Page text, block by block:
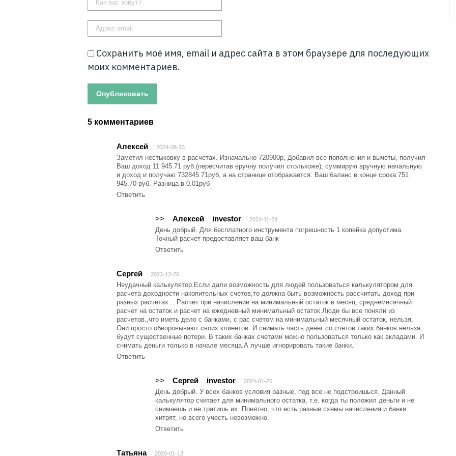
Сохранить моё имя, email и адрес сайта в этом браузере для последующих
моих комментариев.
5 комментариев
Алексей 2024-08-13
Заметил нестыковку в расчетах. Изначально 720900р, Добавил все пополнения и вычеты, получил
Ваш доход 11 945.71 руб.(пересчитав вручну получил столькоже), суммирую вручную начальную
и доход и получаю 732845.71руб, а на странице отображается: Ваш баланс в конце срока:751
945.70 руб. Разница в 0.01руб
Ответить
investor
>> Алексей 2024-11-24
День добрый. Для бесплатного инструмента погрешность 1 копейка допустима.
Точный расчет предоставляет ваш банк
Ответить
Сергей 2023-12-26
Неудачный калькулятор.Если дали возможность для людей пользоваться калькулятором для
расчета доходности накопительных счетов,то должна быть возможность рассчитать доход при
разных расчетах::: Расчет при начислении на минимальный остаток в месяц, среднемесячный
расчет на остаток и расчет на ежедневный минимальный остаток.Люди бы все поняли из
расчетов.,что иметь дело с банками, с рас счетом на минимальный месячный остаток, нельзя.
Они просто обворовывают своих клиентов. И снимать часть денег со счетов таких банков нельзя,
будут существенные потери. В таких банках счетами можно пользоваться только как вкладами. И
снимать деньги только в начале месяца.А лучше игнорировать такие банки.
Ответить
investor
>> Сергей 2024-01-26
День добрый. У всех банков условия разные, под все не подстроишься. Данный
калькулятор считает для минимального остатка, т.е. когда ты положил деньги и не
снимаешь и не тратишь их. Понятно, что есть разные схемы начисления и банки
хитрят, но всего учесть невозможно.
Ответить
Татьяна 2020-01-13